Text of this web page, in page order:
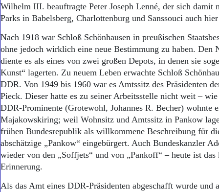
Wilhelm III. beauftragte Peter Joseph Lenné, der sich damit
Parks in Babelsberg, Charlottenburg und Sanssouci auch
Nach 1918 war Schloß Schönhausen in preußischen
ohne jedoch wirklich eine neue Bestimmung zu haben. Den
diente es als eines von zwei großen Depots, in denen sie
Kunst“ lagerten. Zu neuem Leben erwachte Schloß
DDR. Von 1949 bis 1960 war es Amtssitz des Präsidenten
Pieck. Dieser hatte es zu seiner Arbeitsstelle nicht weit – wie
DDR-Prominente (Grotewohl, Johannes R. Becher) wohnte
Majakowskiring; weil Wohnsitz und Amtssitz in Pankow
frühen Bundesrepublik als willkommene Beschreibung für
abschätzige „Pankow“ eingebürgert. Auch Bundeskanzler
wieder von den „Soffjets“ und von „Pankoff“ – heute ist
Erinnerung.
Als das Amt eines DDR-Präsidenten abgeschafft wurde und